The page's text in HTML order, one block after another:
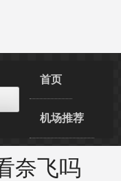
首页
机场推荐
奈飞吗